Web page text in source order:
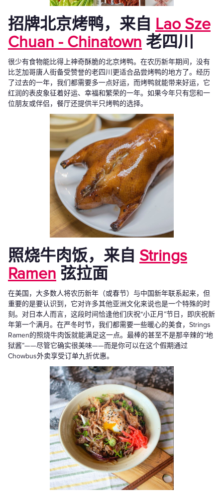
招牌北京烤鸭，来自 Lao Sze
Chuan - Chinatown 老四川
很少有食物能比得上神奇酥脆的北京烤鸭。在农历新年期间，没有
比芝加哥唐人街备受赞誉的老四川更适合品尝烤鸭的地方了。经历
了过去的一年，我们都需要多一点好运，而烤鸭就能带来好运，它
红润的表皮象征着好运、幸福和繁荣的一年。如果今年只有您和一
位朋友或伴侣，餐厅还提供半只烤鸭的选择。
照烧牛肉饭，来自 Strings
Ramen 弦拉面
在美国，大多数人将农历新年（或春节）与中国新年联系起来，但
重要的是要认识到，它对许多其他亚洲文化来说也是一个特殊的时
刻。对日本人而言，这段时间恰逢他们庆祝“小正月”节日，即庆祝新
年第一个满月。在严冬时节，我们都需要一些暖心的美食，Strings
Ramen的照烧牛肉饭就能满足这一点。最棒的甚至不是那辛辣的“地
狱酱”——尽管它确实很美味——而是你可以在这个假期通过
Chowbus外卖享受订单九折优惠。